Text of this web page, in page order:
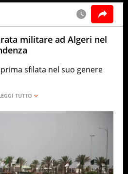
militare ad Algeri nel
sfilata nel suo genere